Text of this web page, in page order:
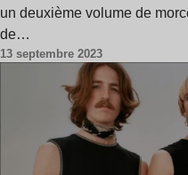
un deuxième volume de
de…
13 septembre 2023